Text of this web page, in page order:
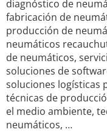
diagnóstico de
fabricación de
producción de
neumáticos
de neumáticos,
soluciones de
soluciones logísticas
técnicas de
el medio ambiente,
neumáticos, …